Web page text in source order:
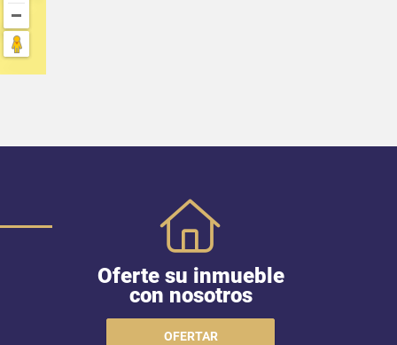
Oferte su inmueble
con nosotros
OFERTAR